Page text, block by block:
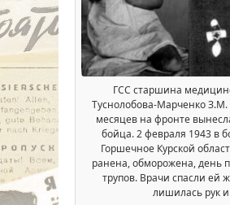
ГСС старшина
Туснолобова-Марченко З.М.
месяцев на фронте
бойца. 2 февраля 1943 в
Горшечное Курской
ранена, обморожена, день
трупов. Врачи спасли ей
лишилась рук и